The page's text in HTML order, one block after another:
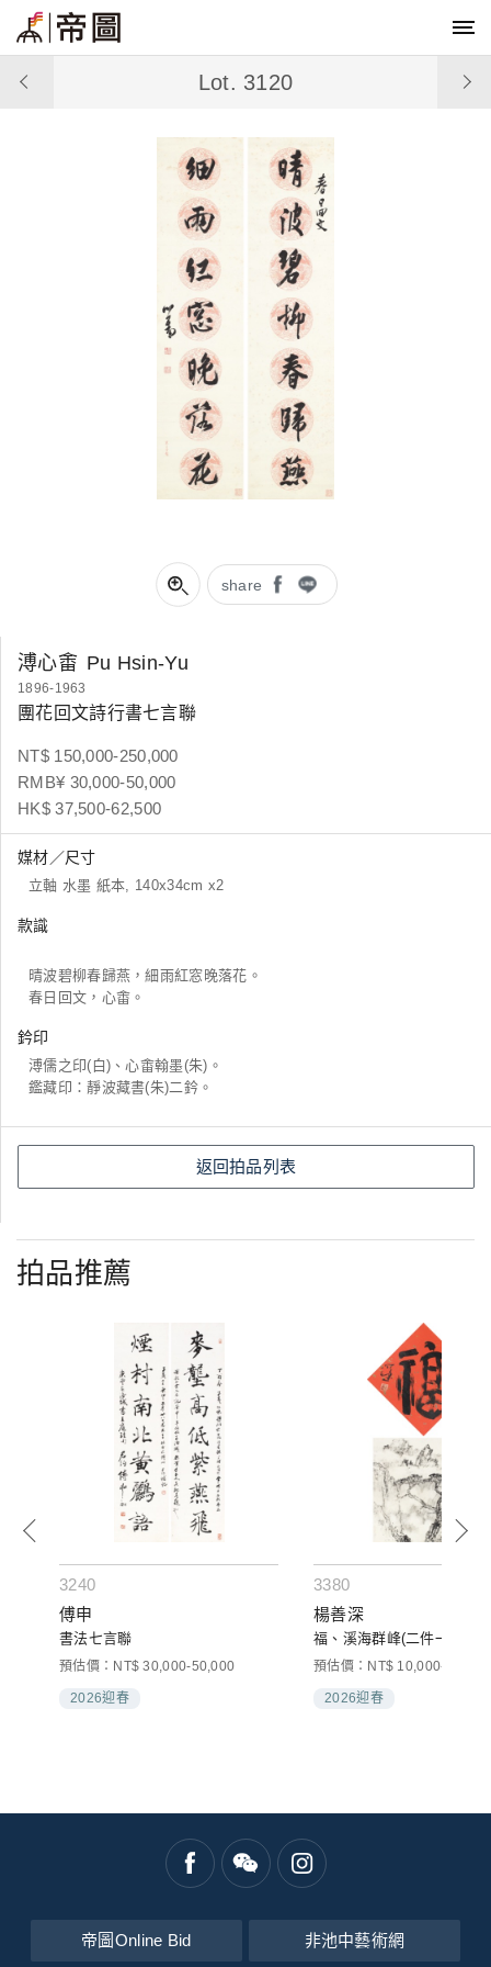
share
Lot. 3120
溥心畬 Pu Hsin-Yu
1896-1963
團花回文詩行書七言聯
NT$ 150,000-250,000
RMB¥ 30,000-50,000
HK$ 37,500-62,500
媒材／尺寸
立軸 水墨 紙本, 140x34cm x2
款識
晴波碧柳春歸燕，細雨紅窓晚落花。
春日回文，心畬。
鈐印
溥儒之印(白)、心畬翰墨(朱)。
鑑藏印：靜波藏書(朱)二鈐。
返回拍品列表
拍品推薦
3240
傅申
書法七言聯
預估價：NT$ 30,000-50,000
2026迎春
3380
楊善深
福、溪海群峰(二件一組)
預估價：NT$ 10,000-20,000
2026迎春
帝圖Online Bid 非池中藝術網